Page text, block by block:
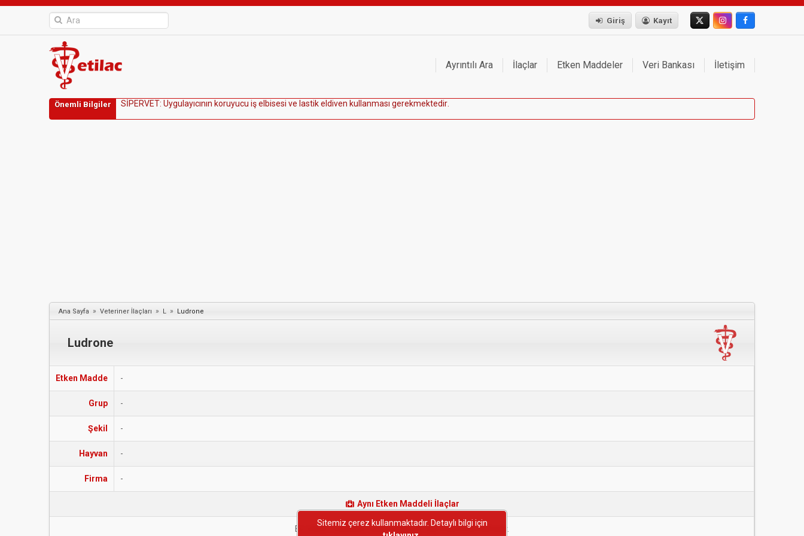
Giriş Kayıt
Ayrıntılı Ara İlaçlar Etken Maddeler Veri Bankası İletişim
Önemli Bilgiler SİPERVET: Uygu ayıcının koruyucu işe bisesi ve astike diven ku anması gerekmektedir
Ana Sayfa » Veteriner İlaçları » L » Ludrone
Ludrone
Etken Madde -
Grup -
Şekil -
Hayvan -
Firma -
Aynı Etken Maddeli İlaçlar
Bu etken maddeye sahip başka bir ilaç bulunmamaktadır.
Sitemiz çerez kullanmaktadır. Detaylı bilgi için